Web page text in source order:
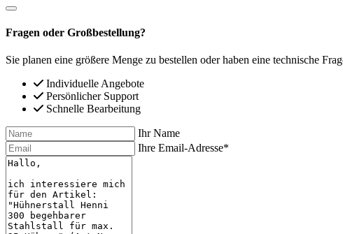
Fragen oder Großbestellung?
Sie planen eine größere Menge zu bestellen oder haben eine technische
Individuelle Angebote
Persönlicher Support
Schnelle Bearbeitung
Ihr Name
Ihre Email-Adresse*